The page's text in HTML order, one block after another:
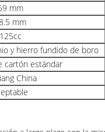
mm
mm
125cc
y hierro fundido de boro
cartón estándar
China